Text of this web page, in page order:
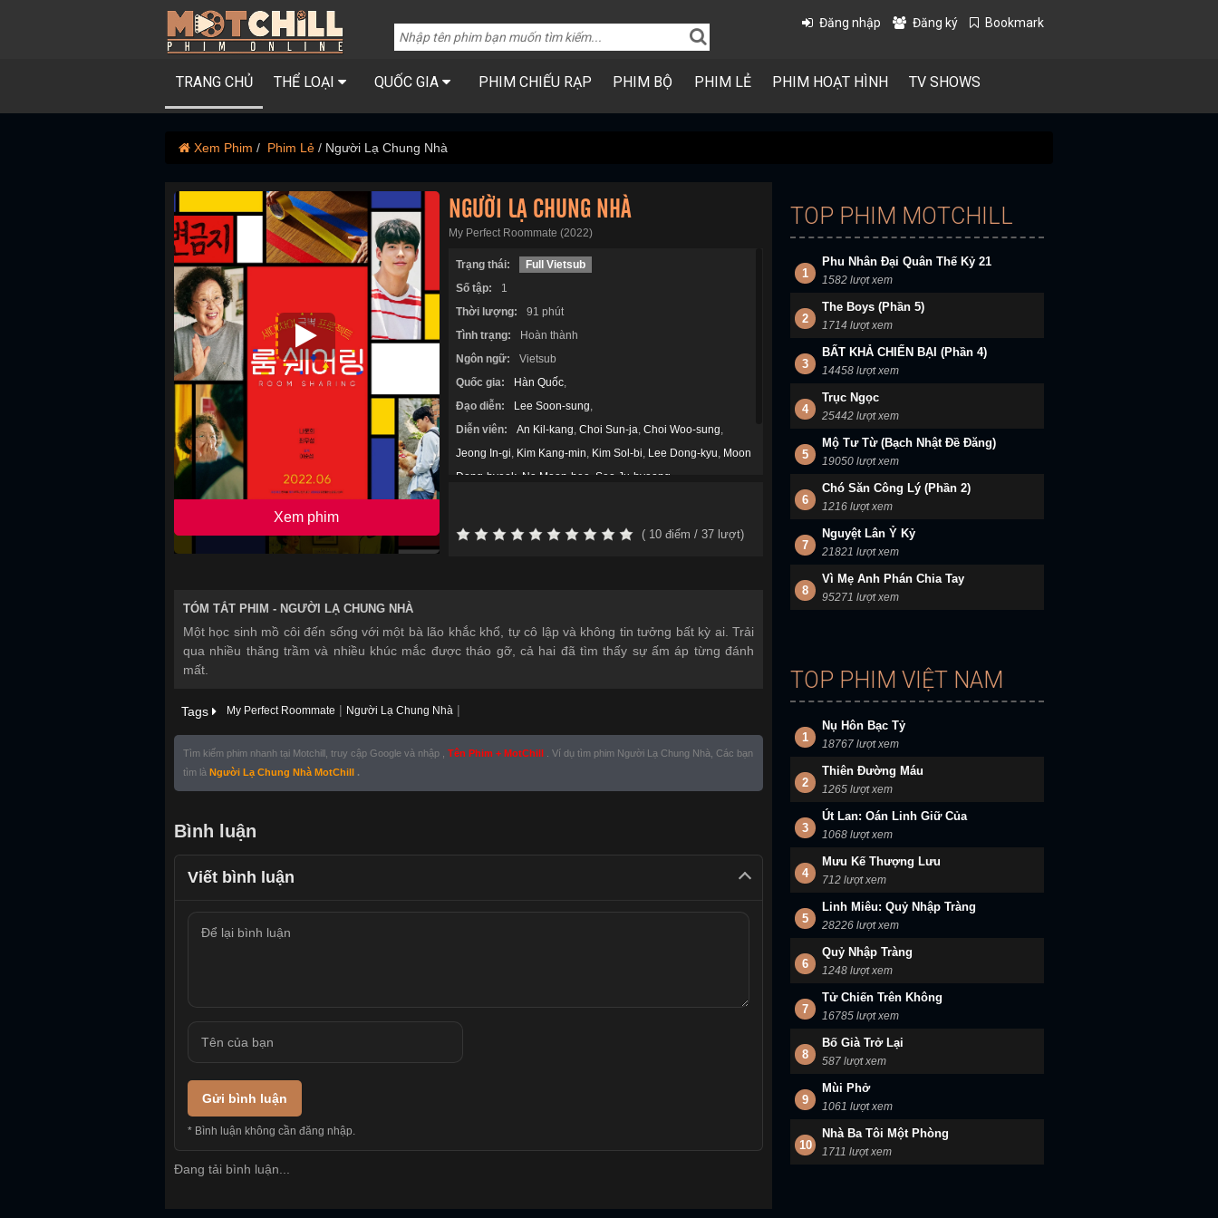
Đăng nhập Đăng ký Bookmark
TRANG CHỦ THỂ LOẠI QUỐC GIA PHIM CHIẾU RẠP PHIM BỘ PHIM LẺ PHIM HOẠT HÌNH TV SHOWS
Xem Phim Phim Lẻ Người Lạ Chung Nhà
Xem phim
NGƯỜI LẠ CHUNG NHÀ
My Perfect Roommate (2022)
Trạng thái:
Full Vietsub
Số tập:
1
Thời lượng:
91 phút
Tình trạng:
Hoàn thành
Ngôn ngữ:
Vietsub
Quốc gia:
Hàn Quốc,
Đạo diễn:
Lee Soon-sung,
Diễn viên:
An Kil-kang, Choi Sun-ja, Choi Woo-sung,
Jeong In-gi, Kim Kang-min, Kim Sol-bi, Lee Dong-kyu, Moon
Dong-hyeok, Na Moon-hee Seo Ju-hyeong
( 10điểm / 37lượt)
TÓM TẮT PHIM - NGƯỜI LẠ CHUNG NHÀ
Một học sinh mồ côi đến sống với một bà lão khắc khổ, tự cô lập và không tin tưởng bất kỳ ai. Trải
qua nhiều thăng trầm và nhiều khúc mắc được tháo gỡ, cả hai đã tìm thấy sự ấm áp từng đánh
mất.
Tags My Perfect Roommate | Người Lạ Chung Nhà |
Tìm kiếm phim nhanh tại Motchill, truy cập Google và nhập , Tên Phim + MotChill
. Ví dụ tìm phim Người Lạ Chung Nhà, Các bạn
tìm là Người Lạ Chung Nhà MotChill .
Bình luận
Viết bình luận
Gửi bình luận
* Bình luận không cần đăng nhập.
Đang tải bình luận...
TOP PHIM MOTCHILL
1
Phu Nhân Đại Quân Thế Kỷ 21
1582 lượt xem
2
The Boys (Phần 5)
1714 lượt xem
3
BẤT KHẢ CHIẾN BẠI (Phần 4)
14458 lượt xem
4
Trục Ngọc
25442 lượt xem
5
Mộ Tư Từ (Bạch Nhật Đề Đăng)
19050 lượt xem
6
Chó Săn Công Lý (Phần 2)
1216 lượt xem
7
Nguyệt Lân Ỷ Kỷ
21821 lượt xem
8
Vì Mẹ Anh Phán Chia Tay
95271 lượt xem
TOP PHIM VIỆT NAM
1
Nụ Hôn Bạc Tỷ
18767 lượt xem
2
Thiên Đường Máu
1265 lượt xem
3
Út Lan: Oán Linh Giữ Của
1068 lượt xem
4
Mưu Kế Thượng Lưu
712 lượt xem
5
Linh Miêu: Quỷ Nhập Tràng
28226 lượt xem
6
Quỷ Nhập Tràng
1248 lượt xem
7
Tử Chiến Trên Không
16785 lượt xem
8
Bố Già Trở Lại
587 lượt xem
9
Mùi Phở
1061 lượt xem
10
Nhà Ba Tôi Một Phòng
1711 lượt xem